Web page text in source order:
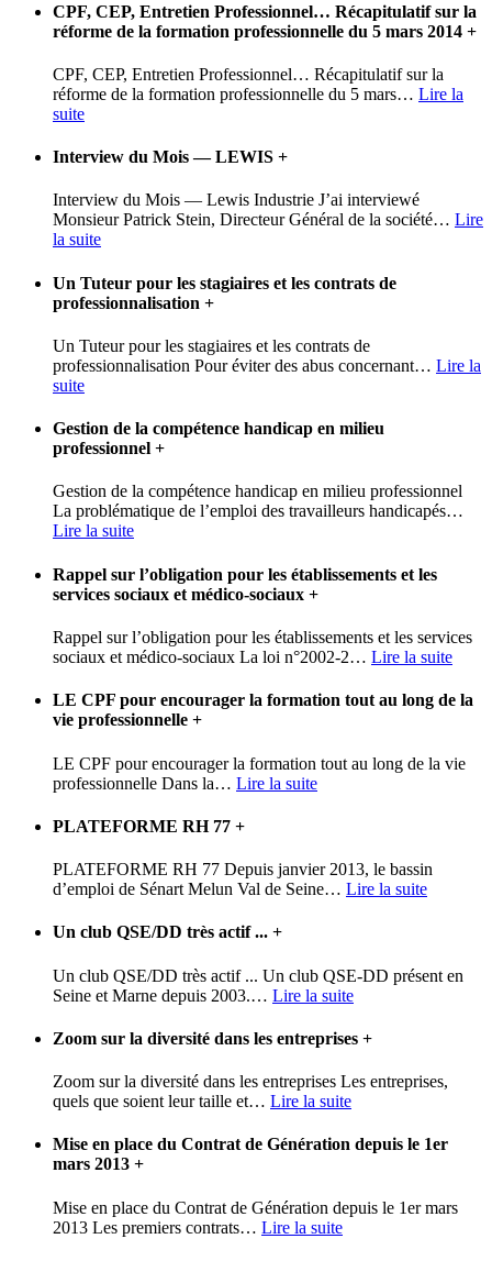
CPF, CEP, Entretien Professionnel… Récapitulatif sur la
réforme de la formation professionnelle du 5 mars 2014 +
CPF, CEP, Entretien Professionnel… Récapitulatif sur la
réforme de la formation professionnelle du 5 mars… Lire la
suite
Interview du Mois — LEWIS +
Interview du Mois — Lewis Industrie J’ai interviewé
Monsieur Patrick Stein, Directeur Général de la société… Lire
la suite
Un Tuteur pour les stagiaires et les contrats de
professionnalisation +
Un Tuteur pour les stagiaires et les contrats de
professionnalisation Pour éviter des abus concernant… Lire la
suite
Gestion de la compétence handicap en milieu
professionnel +
Gestion de la compétence handicap en milieu professionnel
La problématique de l’emploi des travailleurs handicapés…
Lire la suite
Rappel sur l’obligation pour les établissements et les
services sociaux et médico-sociaux +
Rappel sur l’obligation pour les établissements et les services
sociaux et médico-sociaux La loi n°2002-2… Lire la suite
LE CPF pour encourager la formation tout au long de la
vie professionnelle +
LE CPF pour encourager la formation tout au long de la vie
professionnelle Dans la… Lire la suite
PLATEFORME RH 77 +
PLATEFORME RH 77 Depuis janvier 2013, le bassin
d’emploi de Sénart Melun Val de Seine… Lire la suite
Un club QSE/DD très actif ... +
Un club QSE/DD très actif ... Un club QSE-DD présent en
Seine et Marne depuis 2003.… Lire la suite
Zoom sur la diversité dans les entreprises +
Zoom sur la diversité dans les entreprises Les entreprises,
quels que soient leur taille et… Lire la suite
Mise en place du Contrat de Génération depuis le 1er
mars 2013 +
Mise en place du Contrat de Génération depuis le 1er mars
2013 Les premiers contrats… Lire la suite